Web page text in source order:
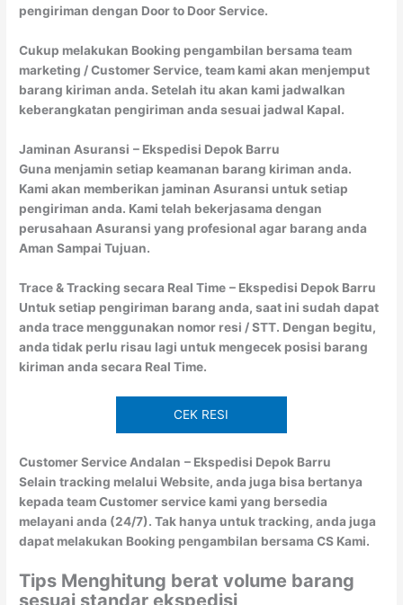
pengiriman dengan Door to Door Service.
Cukup melakukan Booking pengambilan bersama team
marketing / Customer Service, team kami akan menjemput
barang kiriman anda. Setelah itu akan kami jadwalkan
keberangkatan pengiriman anda sesuai jadwal Kapal.
Jaminan Asuransi – Ekspedisi Depok Barru
Guna menjamin setiap keamanan barang kiriman anda.
Kami akan memberikan jaminan Asuransi untuk setiap
pengiriman anda. Kami telah bekerjasama dengan
perusahaan Asuransi yang profesional agar barang anda
Aman Sampai Tujuan.
Trace & Tracking secara Real Time – Ekspedisi Depok Barru
Untuk setiap pengiriman barang anda, saat ini sudah dapat
anda trace menggunakan nomor resi / STT. Dengan begitu,
anda tidak perlu risau lagi untuk mengecek posisi barang
kiriman anda secara Real Time.
CEK RESI
Customer Service Andalan – Ekspedisi Depok Barru
Selain tracking melalui Website, anda juga bisa bertanya
kepada team Customer service kami yang bersedia
melayani anda (24/7). Tak hanya untuk tracking, anda juga
dapat melakukan Booking pengambilan bersama CS Kami.
Tips Menghitung berat volume barang